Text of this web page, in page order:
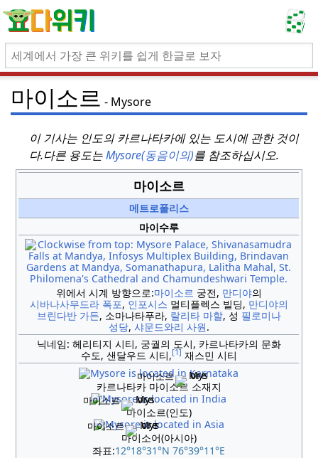
마이소르 Mysore
이 기사는 인도의 카르나타카에 있는 도시에 관한 것이
다.다른 용도는Mysore(동음이의)를 참조하십시오.
마이소르
메트로폴리스
마이수루
위에서 시계 방향으로:마이소르 궁전, 만디야의
시바나사무드라 폭포, 인포시스 멀티플렉스 빌딩, 만디야의
브린다반 가든, 소마나타푸라, 랄리타 마할, 성 필로미나
성당, 샤문드와리 사원.
닉네임: 헤리티지 시티, 궁궐의 도시, 카르나타카의 문화
수도, 샌달우드 시티,[1] 재스민 시티
마이소르
카르나타카 마이소르 소재지
마이소르
마이소르(인도)
마이소르
마이소어(아시아)
좌표:12°18°31°N 76°39°11°E